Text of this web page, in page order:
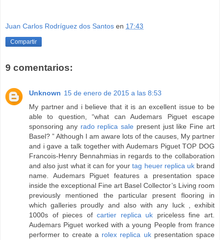
Juan Carlos Rodríguez dos Santos en 17:43
Compartir
9 comentarios:
Unknown 15 de enero de 2015 a las 8:53
My partner and i believe that it is an excellent issue to be
able to question, “what can Audemars Piguet escape
sponsoring any rado replica sale present just like Fine art
Basel? ” Although I am aware lots of the causes, My partner
and i gave a talk together with Audemars Piguet TOP DOG
Francois-Henry Bennahmias in regards to the collaboration
and also just what it can for yourtag heuer replica ukbrand
name. Audemars Piguet features a presentation space
inside the exceptional Fine art Basel Collector’s Living room
previously mentioned the particular present flooring in
which galleries proudly and also with any luck , exhibit
1000s of pieces ofcartier replica uk priceless fine art.
Audemars Piguet worked with a young People from france
performer to create a rolex replica ukpresentation space